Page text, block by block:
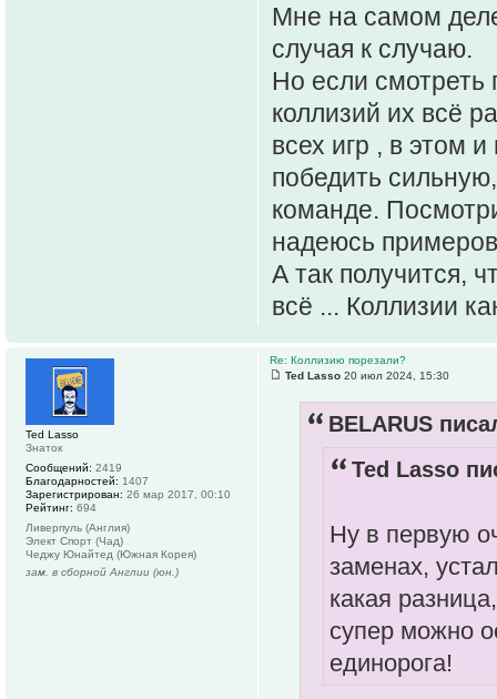
Мне на самом
случая к случаю.
Но если смотреть
коллизий их всё
всех игр , в этом
победить
команде.
надеюсь
А так получится,
всё ... Коллизии
Re: Коллизию порезали?
Ted Lasso 20 июл 2024, 15:30
BELARUS
Ted Lasso
Ну в первую
заменах,
какая
супер можно
единорога!
Ted Lasso
Знаток
Сообщений: 2419
Благодарностей: 1407
Зарегистрирован: 26 мар 2017, 00:10
Рейтинг: 694
Ливерпуль (Англия)
Элект Спорт (Чад)
Чеджу Юнайтед (Южная Корея)
зам. в сборной Англии (юн.)